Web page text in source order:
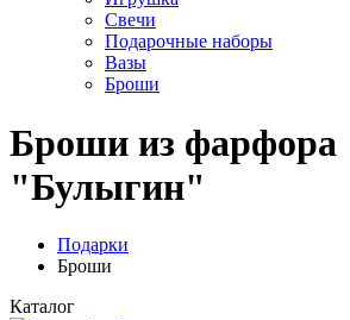
Свечи
Подарочные наборы
Вазы
Броши
Броши из фарфора
"Булыгин"
Подарки
Броши
Каталог